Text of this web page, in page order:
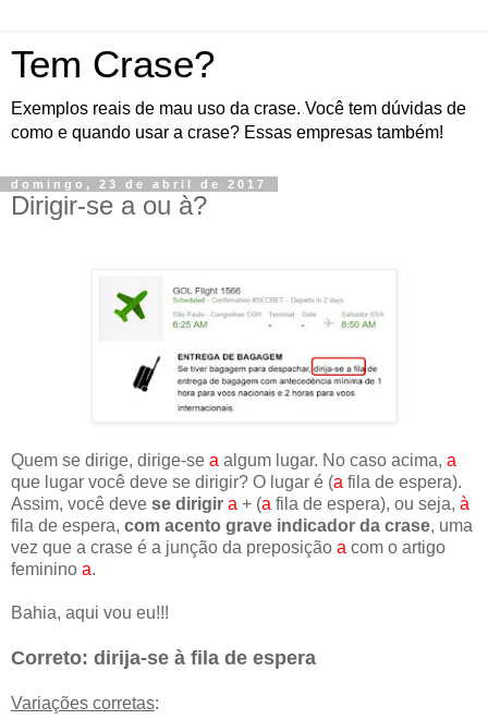
Tem Crase?
Exemplos reais de mau uso da crase. Você tem dúvidas de
como e quando usar a crase? Essas empresas também!
domingo, 23 de abril de 2017
Dirigir-se a ou à?
Quem se dirige, dirige-se a algum lugar. No caso acima, a
que lugar você deve se dirigir? O lugar é (a fila de espera).
Assim, você deve se dirigir a + (a fila de espera), ou seja, à
fila de espera, com acento grave indicador da crase, uma
vez que a crase é a junção da preposição a com o artigo
feminino a.
Bahia, aqui vou eu!!!
Correto: dirija-se à fila de espera
Variações corretas: